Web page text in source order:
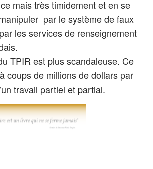
mais très timidement et en se
par le système de faux
les services de renseignement
TPIR est plus scandaleuse. Ce
coups de millions de dollars par
travail partiel et partial.